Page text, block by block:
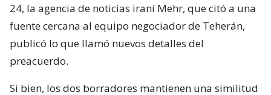
24, la agencia de noticias iraní Mehr, que citó a una
fuente cercana al equipo negociador de Teherán,
publicó lo que llamó nuevos detalles del
preacuerdo.
Si bien, los dos borradores mantienen una similitud